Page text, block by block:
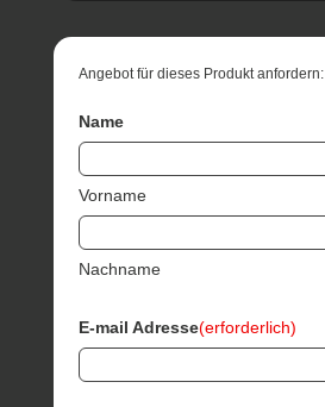
Angebot für dieses Produkt anfordern:
Name
Vorname
Nachname
E-mail Adresse(erforderlich)